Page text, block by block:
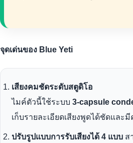
จุดเด่นของ Blue Yeti
เสียงคมชัดระดับสตูดิโอ
ไมค์ตัวนี้ใช้ระบบ 3-capsule
เก็บรายละเอียดเสียงพูดได้ชัดและ
ปรับรูปแบบการรับเสียงได้ 4 แบบ ส